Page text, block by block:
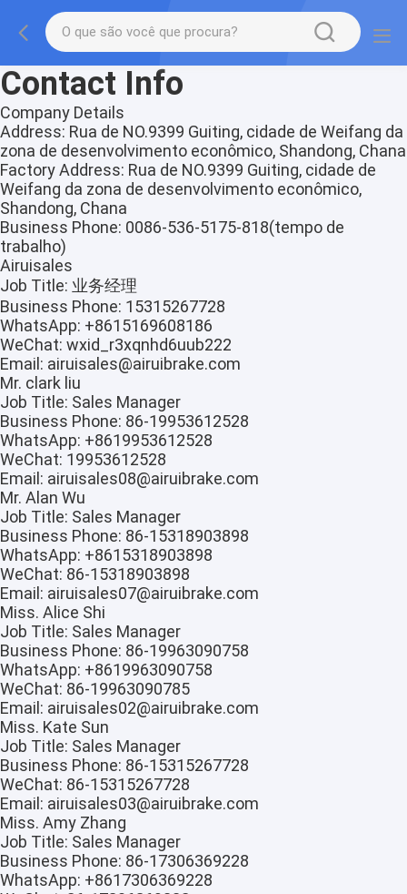
Contact Info
Company Details
Address: Rua de NO.9399 Guiting, cidade de Weifang da
zona de desenvolvimento econômico, Shandong, Chana
Factory Address: Rua de NO.9399 Guiting, cidade de
Weifang da zona de desenvolvimento econômico,
Shandong, Chana
Business Phone: 0086-536-5175-818(tempo de
trabalho)
Airuisales
Job Title: 业务经理
Business Phone: 15315267728
WhatsApp: +8615169608186
WeChat: wxid_r3xqnhd6uub222
Email: airuisales@airuibrake.com
Mr. clark liu
Job Title: Sales Manager
Business Phone: 86-19953612528
WhatsApp: +8619953612528
WeChat: 19953612528
Email: airuisales08@airuibrake.com
Mr. Alan Wu
Job Title: Sales Manager
Business Phone: 86-15318903898
WhatsApp: +8615318903898
WeChat: 86-15318903898
Email: airuisales07@airuibrake.com
Miss. Alice Shi
Job Title: Sales Manager
Business Phone: 86-19963090758
WhatsApp: +8619963090758
WeChat: 86-19963090785
Email: airuisales02@airuibrake.com
Miss. Kate Sun
Job Title: Sales Manager
Business Phone: 86-15315267728
WeChat: 86-15315267728
Email: airuisales03@airuibrake.com
Miss. Amy Zhang
Job Title: Sales Manager
Business Phone: 86-17306369228
WhatsApp: +8617306369228